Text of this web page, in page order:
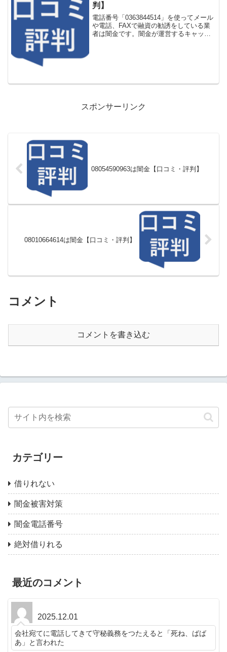
判】
電話番号「0363844514」を使ってメール
や電話、FAXで融資の勧誘をしている業
者は闇金です。闇金が運営するキャッシ
スポンサーリンク
08054590963は闇金【口コミ・評判】
08010664614は闇金【口コミ・評判】
コメント
コメントを書き込む
カテゴリー
借りれない
闇金被害対策
闇金電話番号
絶対借りれる
最近のコメント
2025.12.01
会社宛てに電話してきて守秘義務をつたえると「死ね、ばば
あ」と言われた